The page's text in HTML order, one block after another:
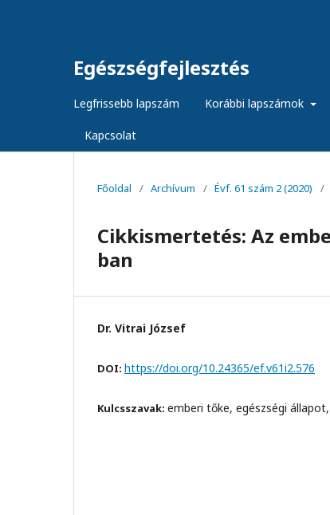
Egészségfejlesztés
Legfrissebb lapszám Korábbi lapszámok
Kapcsolat
Főoldal / Archívum / Évf. 61 szám 2 (2020) /
Cikkismertetés: Az
ban
Dr. Vitrai József
DOI: https://doi.org/10.24365/ef.v61i2.576
Kulcsszavak: emberi tőke, egészségi